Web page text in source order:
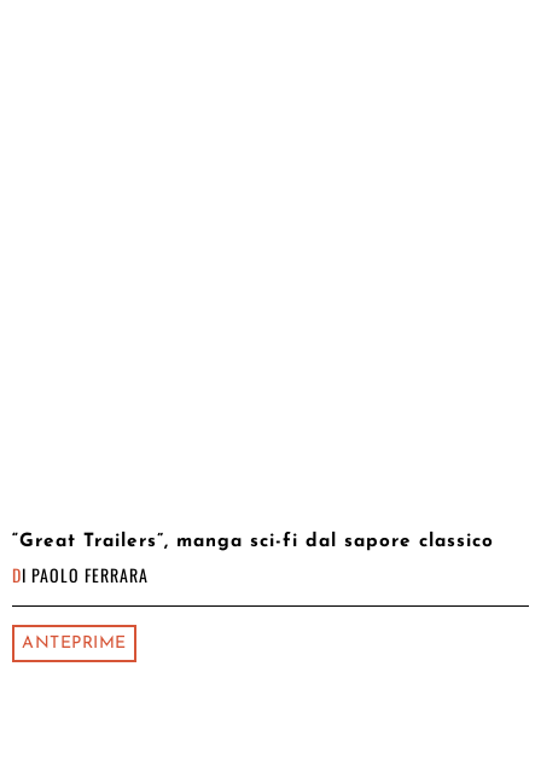
“Great Trailers”, manga sci-fi dal sapore classico
DI PAOLO FERRARA
ANTEPRIME